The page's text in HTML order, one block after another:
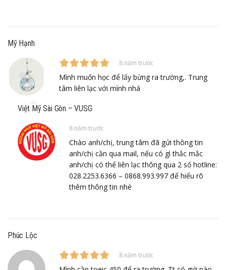
Mỹ Hạnh
8 năm trước
Mình muốn học để lấy bừng ra trường,. Trung
tâm liên lạc với mình nhá
Việt Mỹ Sài Gòn – VUSG
8 năm trước
Chào anh/chị, trung tâm đã gửi thông tin
anh/chị cần qua mail, nếu có gì thắc mắc
anh/chị có thể liên lạc thông qua 2 số hotline:
028.2253.6366 – 0868.993.997 để hiểu rõ
thêm thông tin nhé
Phúc Lộc
8 năm trước